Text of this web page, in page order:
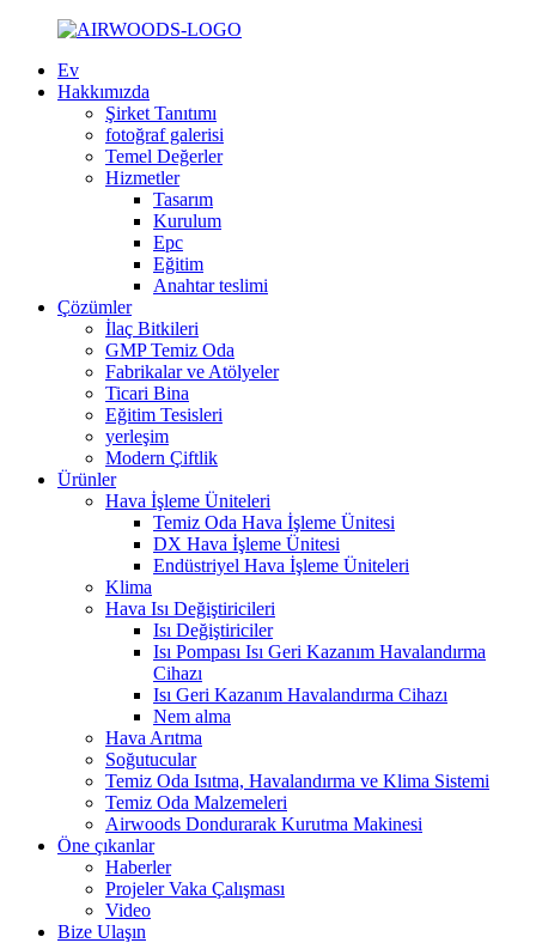
Ev
Hakkımızda
Şirket Tanıtımı
fotoğraf galerisi
Temel Değerler
Hizmetler
Tasarım
Kurulum
Epc
Eğitim
Anahtar teslimi
Çözümler
İlaç Bitkileri
GMP Temiz Oda
Fabrikalar ve Atölyeler
Ticari Bina
Eğitim Tesisleri
yerleşim
Modern Çiftlik
Ürünler
Hava İşleme Üniteleri
Temiz Oda Hava İşleme Ünitesi
DX Hava İşleme Ünitesi
Endüstriyel Hava İşleme Üniteleri
Klima
Hava Isı Değiştiricileri
Isı Değiştiriciler
Isı Pompası Isı Geri Kazanım Havalandırma
Cihazı
Isı Geri Kazanım Havalandırma Cihazı
Nem alma
Hava Arıtma
Soğutucular
Temiz Oda Isıtma, Havalandırma ve Klima Sistemi
Temiz Oda Malzemeleri
Airwoods Dondurarak Kurutma Makinesi
Öne çıkanlar
Haberler
Projeler Vaka Çalışması
Video
Bize Ulaşın